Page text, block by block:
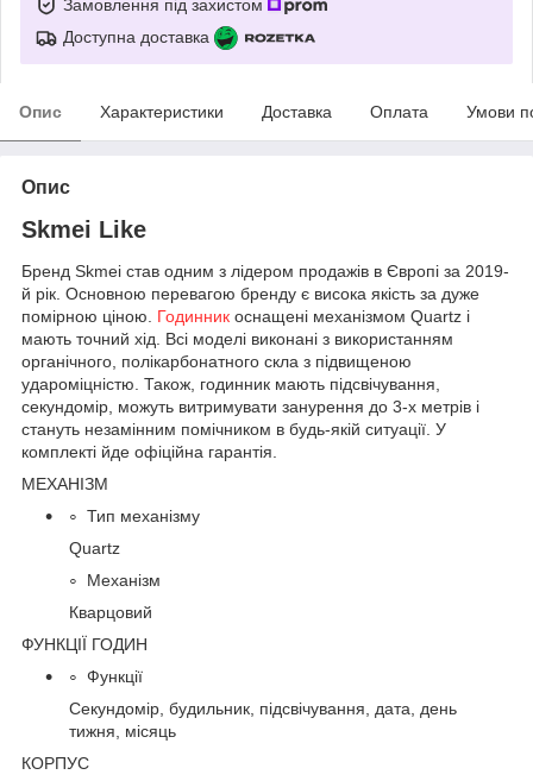
Замовлення під захистом
Доступна доставка
Опис Характеристики Доставка Оплата Умови
Опис
Skmei Like
Бренд Skmei став одним з лідером продажів в Європі за 2019-
й рік. Основною перевагою бренду є висока якість за дуже
помірною ціною. Годинник оснащені механізмом Quartz і
мають точний хід. Всі моделі виконані з використанням
органічного, полікарбонатного скла з підвищеною
удароміцністю. Також, годинник мають підсвічування,
секундомір, можуть витримувати занурення до 3-х метрів і
стануть незамінним помічником в будь-якій ситуації. У
комплекті йде офіційна гарантія.
МЕХАНІЗМ
Тип механізму
Quartz
Механізм
Кварцовий
ФУНКЦІЇ ГОДИН
Функції
Секундомір, будильник, підсвічування, дата, день
тижня, місяць
КОРПУС